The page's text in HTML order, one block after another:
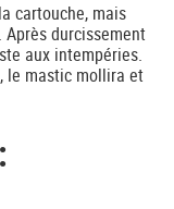
cartouche, mais
durcissement
aux intempéries.
le mastic mollira et